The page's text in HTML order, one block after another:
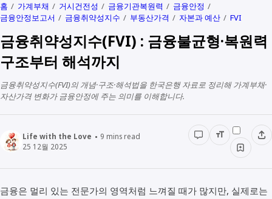
자본과 예산
정치와행정
다문화
경영경제
SEO
전래동화
책리뷰
홈 가계부채 거시건전성 금융기관복원력
금융안정
금융안정보고서
금융취약성지수 부동산가격 자본과 예산 FVI
금융취약성지수(FVI) : 금융불균형·복원력
구조부터 해석까지
금융취약성지수(FVI)의 개념·구조·해석법을 한국은행 자료로 정리해 가계부채·
자산가격 변화가 금융안정에 주는 의미를 이해합니다.
Life with the Love 9 mins read
25 12월 2025
금융은 멀리 있는 전문가의 영역처럼 느껴질 때가 많지만, 실제로는